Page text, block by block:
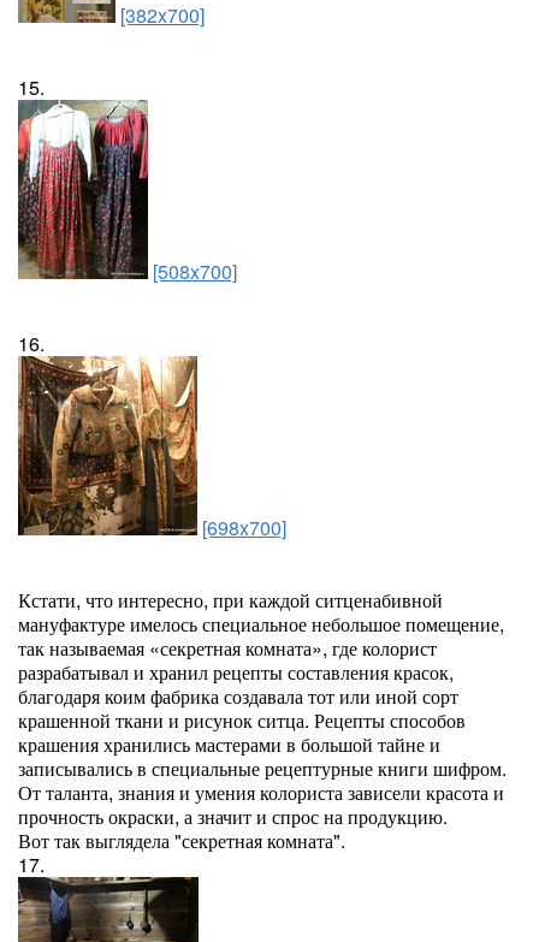
[382x700]
15.
[508x700]
16.
[698x700]
Кстати, что интересно, при каждой ситценабивной
мануфактуре имелось специальное небольшое помещение,
так называемая «секретная комната», где колорист
разрабатывал и хранил рецепты составления красок,
благодаря коим фабрика создавала тот или иной сорт
крашенной ткани и рисунок ситца. Рецепты способов
крашения хранились мастерами в большой тайне и
записывались в специальные рецептурные книги шифром.
От таланта, знания и умения колориста зависели красота и
прочность окраски, а значит и спрос на продукцию.
Вот так выглядела "секретная комната".
17.